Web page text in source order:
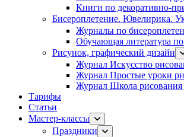
Книги по декоративно-
Бисероплетение. Ювелирика.
Журналы по
Обучающая литература
Рисунок, графический дизайн
Журнал Искусство
Журнал Простые уроки
Журнал Школа
Тарифы
Статьи
Мастер-классы
Праздники